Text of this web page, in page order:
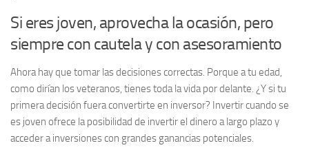
Si eres joven, aprovecha la ocasión, pero
siempre con cautela y con asesoramiento
Ahora hay que tomar las decisiones correctas. Porque a tu edad,
como dirían los veteranos, tienes toda la vida por delante. ¿Y si tu
primera decisión fuera convertirte en inversor? Invertir cuando se
es joven ofrece la posibilidad de invertir el dinero a largo plazo y
acceder a inversiones con grandes ganancias potenciales.